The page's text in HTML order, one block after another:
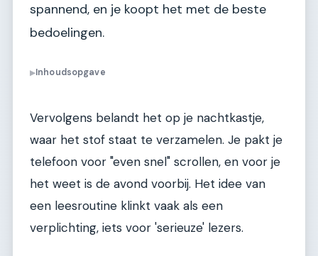
spannend, en je koopt het met de beste
bedoelingen.
▶Inhoudsopgave
Vervolgens belandt het op je nachtkastje,
waar het stof staat te verzamelen. Je pakt je
telefoon voor "even snel" scrollen, en voor je
het weet is de avond voorbij. Het idee van
een leesroutine klinkt vaak als een
verplichting, iets voor 'serieuze' lezers.